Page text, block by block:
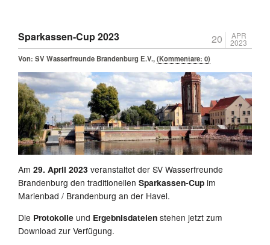
Sparkassen-Cup 2023 20 APR
2023
Von: SV Wasserfreunde Brandenburg E.V.,(Kommentare: 0)
Am 29. April 2023 veranstaltet der SV Wasserfreunde
Brandenburg den traditionellen Sparkassen-Cupim
Marienbad / Brandenburg an der Havel.
Die Protokolle und Ergebnisdateien stehen jetzt zum
Download zur Verfügung.